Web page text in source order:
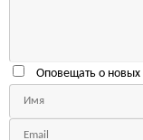
Оповещать о